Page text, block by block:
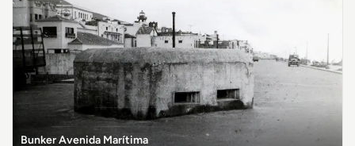
Bunker Avenida Marítima